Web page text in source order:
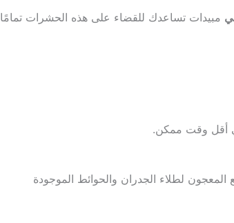
مبيدات تساعدك للقضاء على هذه الحشرات تمامًا
أقل وقت ممكن.
لطلاء الجدران والحوائط الموجودة